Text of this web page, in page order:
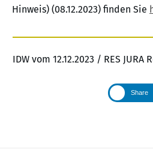
Hinweis) (08.12.2023) finden Sie
IDW vom 12.12.2023 / RES
Share